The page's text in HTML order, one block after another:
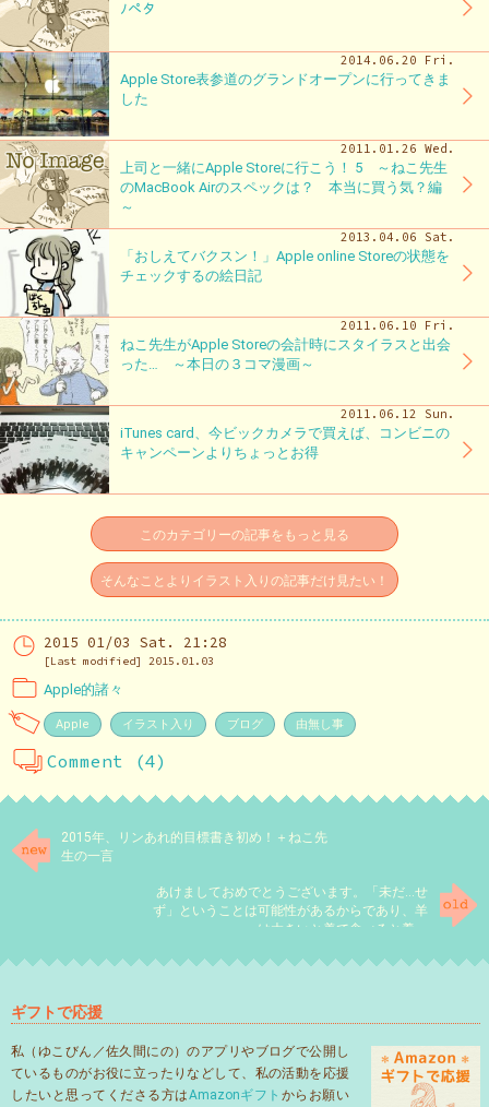
ﾉペタ
2014.06.20 Fri.
Apple Store表参道のグランドオープンに行ってきま
した
2011.01.26 Wed.
上司と一緒にApple Storeに行こう！ 5 ～ねこ先生
のMacBook Airのスペックは？ 本当に買う気？編
～
2013.04.06 Sat.
「おしえてバクスン！」Apple online Storeの状態を
チェックするの絵日記
2011.06.10 Fri.
ねこ先生がApple Storeの会計時にスタイラスと出会
った… ～本日の３コマ漫画～
2011.06.12 Sun.
iTunes card、今ビックカメラで買えば、コンビニの
キャンペーンよりちょっとお得
このカテゴリーの記事をもっと見る
そんなことよりイラスト入りの記事だけ見たい！
2015 01/03 Sat. 21:28
[Last modified] 2015.01.03
Apple的諸々
Apple イラスト入り ブログ 由無し事
Comment (4)
2015年、リンあれ的目標書き初め！＋ねこ先
生の一言
あけましておめでとうございます。「未だ…せ
ず」ということは可能性があるからであり、羊
は大きいと美で食べると養。
ギフトで応援
私（ゆこびん／佐久間にの）のアプリやブログで公開し
ているものがお役に立ったりなどして、私の活動を応援
したいと思ってくださる方はAmazonギフト からお願い